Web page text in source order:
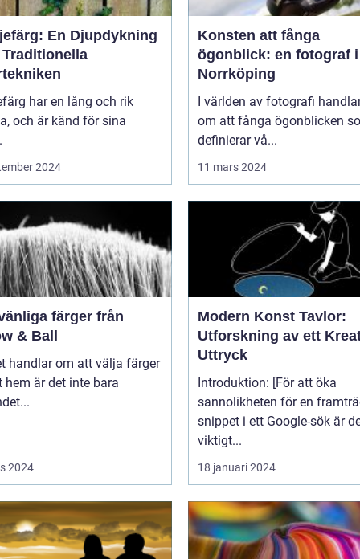
En Djupdykning
har en lång och rik
och är känd för sina
2024
Konsten att fånga
ögonblick: en fotograf i
Norrköping
I världen av fotografi
om att fånga ögonblicken
definierar vå...
11 mars 2024
färger från
& Ball
handlar om att välja färger
hem är det inte bara
2024
Modern Konst Tavlor:
Utforskning av ett
Uttryck
Introduktion: [För att öka
sannolikheten för en
snippet i ett Google-sök är
viktigt...
18 januari 2024